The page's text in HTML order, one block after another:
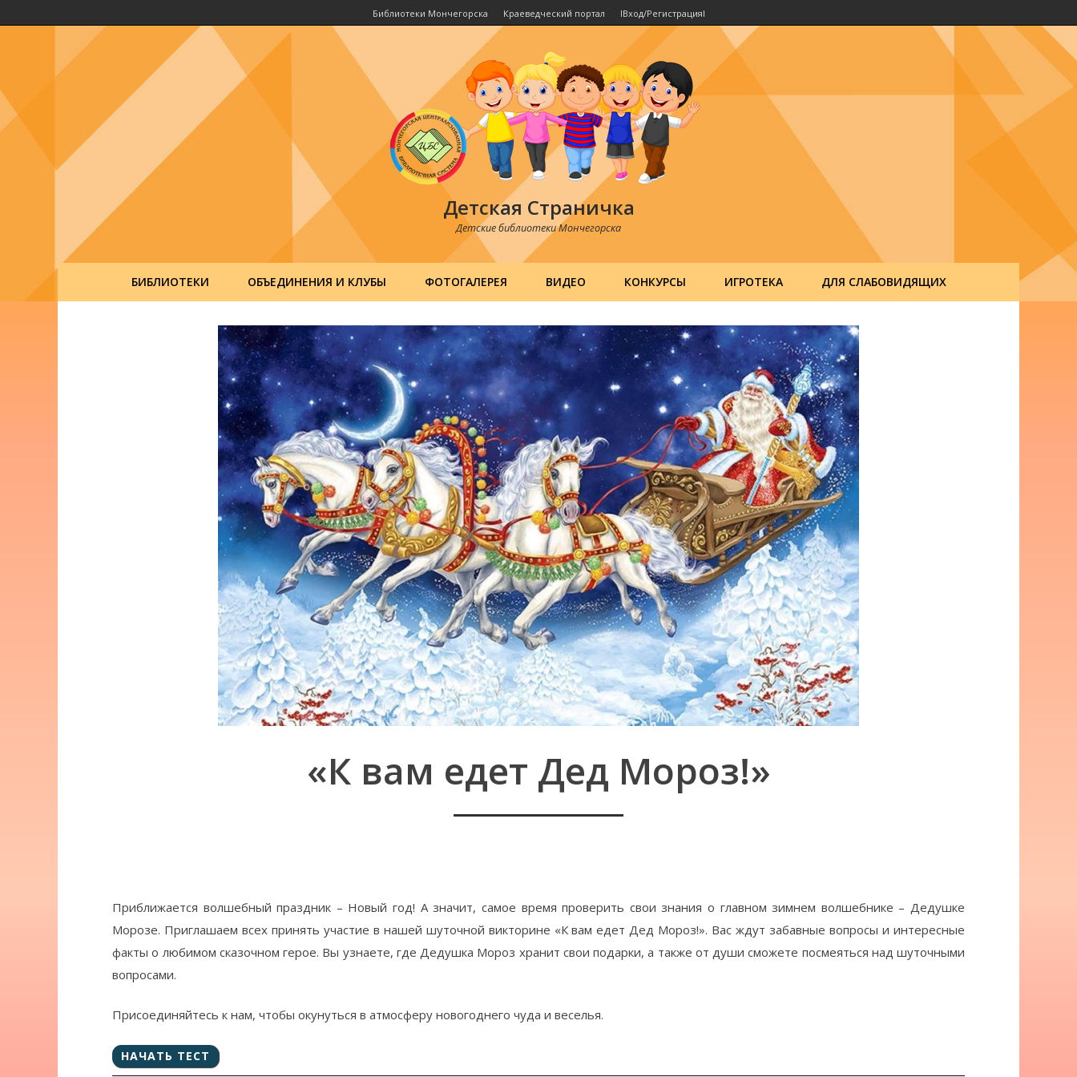
Библиотеки Мончегорска Краеведческий портал IВход/РегистрацияI
Детская Страничка
Детские библиотеки Мончегорска
БИБЛИОТЕКИ ОБЪЕДИНЕНИЯ И КЛУБЫ ФОТОГАЛЕРЕЯ ВИДЕО КОНКУРСЫ ИГРОТЕКА ДЛЯ СЛАБОВИДЯЩИХ
«К вам едет Дед Мороз!»
Приближается волшебный праздник – Новый год! А значит, самое время проверить свои знания о главном зимнем волшебнике – Дедушке
Морозе. Приглашаем всех принять участие в нашей шуточной викторине «К вам едет Дед Мороз!». Вас ждут забавные вопросы и интересные
факты о любимом сказочном герое. Вы узнаете, где Дедушка Мороз хранит свои подарки, а также от души сможете посмеяться над шуточными
вопросами.
Присоединяйтесь к нам, чтобы окунуться в атмосферу новогоднего чуда и веселья.